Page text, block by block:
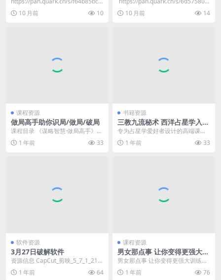
9bd 📁 魔...
10 月前 10
76年（第一版）
7144
10 月前 14
课程资源
做局高手助你识局/做局/破局
课程目录 《谋略智慧·做局高手》相
关课程商场高手必修的人生博弈指
南 人生如棋，赢...
1 年前 33
书籍资源
三教九流秘术 西洋占星学入门
课程
专为占星学爱好者设计的高端课
程。由资深占星学专家亲自授课，
课程内容涵盖了从基础理...
1 年前 33
软件资源
3月27日破解软件
资源信息 CapCut_剪映_5_7_1_215
2解锁VIP国际版 资源目录 ├...
1 年前 64
课程资源
男女那点事 让你变得更强大训
练课程 两性教学
男女那点事 让你变得更强大训练课
程，两性教学系好安全带，老司机
开车啦！ 资源链接...
1 年前 76